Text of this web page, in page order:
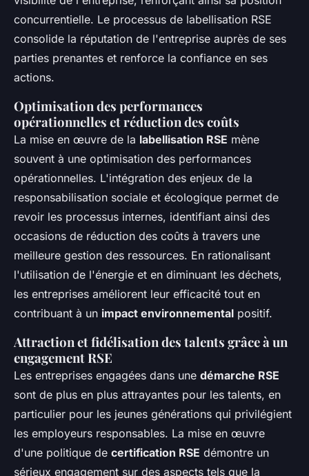
concurrentielle. Le processus de labellisation RSE
consolide la réputation de l'entreprise auprès de ses
parties prenantes et renforce la confiance en ses
actions.
Optimisation des performances
opérationnelles et réduction des coûts
La mise en œuvre de la labellisation RSE mène
souvent à une optimisation des performances
opérationnelles. L'intégration des enjeux de la
responsabilisation sociale et écologique permet de
revoir les processus internes, identifiant ainsi des
occasions de réduction des coûts à travers une
meilleure gestion des ressources. En rationalisant
l'utilisation de l'énergie et en diminuant les déchets,
les entreprises améliorent leur efficacité tout en
contribuant à un impact environnemental positif.
Attraction et fidélisation des talents grâce à un
engagement RSE
Les entreprises engagées dans une démarche RSE
sont de plus en plus attrayantes pour les talents, en
particulier pour les jeunes générations qui privilégient
les employeurs responsables. La mise en œuvre
d'une politique de certification RSE démontre un
sérieux engagement sur des aspects tels que la